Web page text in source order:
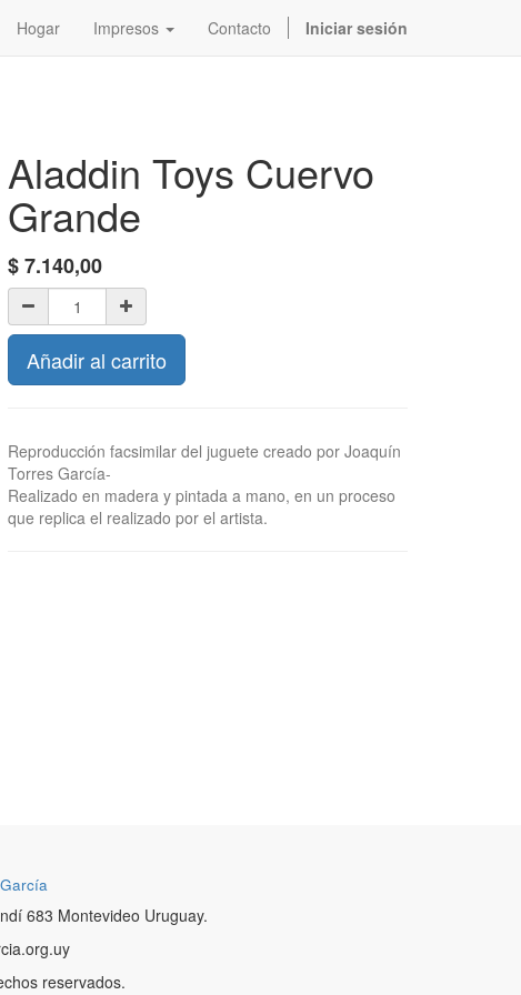
Hogar Impresos Contacto Iniciar sesión
Aladdin Toys Cuervo
Grande
$7.140,00
Añadir al carrito
Reproducción facsimilar del juguete creado por Joaquín
Torres García-
Realizado en madera y pintada a mano, en un proceso
que replica el realizado por el artista.
683 Montevideo Uruguay.
reservados.